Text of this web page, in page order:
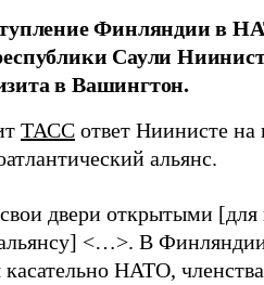
Финляндии в
Саули
в Вашингтон.
ТАСС ответ Ниинисте
альянс.
двери открытыми [для
<…>. В
касательно НАТО,